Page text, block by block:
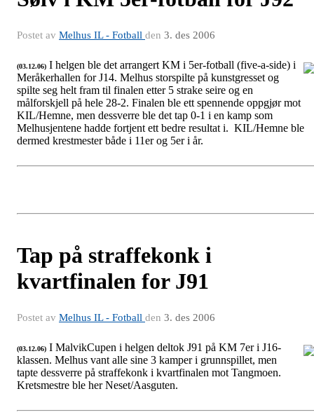
Postet av Melhus IL - Fotball den 3. des 2006
(03.12.06) I helgen ble det arrangert KM i 5er-fotball (five-a-side) i
Meråkerhallen for J14. Melhus storspilte på kunstgresset og
spilte seg helt fram til finalen etter 5 strake seire og en
målforskjell på hele 28-2. Finalen ble ett spennende oppgjør mot
KIL/Hemne, men dessverre ble det tap 0-1 i en kamp som
Melhusjentene hadde fortjent ett bedre resultat i. KIL/Hemne ble
dermed krestmester både i 11er og 5er i år.
Tap på straffekonk i
kvartfinalen for J91
Postet av Melhus IL - Fotball den 3. des 2006
(03.12.06) I MalvikCupen i helgen deltok J91 på KM 7er i J16-
klassen. Melhus vant alle sine 3 kamper i grunnspillet, men
tapte dessverre på straffekonk i kvartfinalen mot Tangmoen.
Kretsmestre ble her Neset/Aasguten.